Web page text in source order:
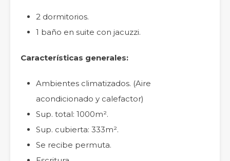
2 dormitorios.
1 baño en suite con jacuzzi.
Características generales:
Ambientes climatizados. (Aire
acondicionado y calefactor)
Sup. total: 1000m².
Sup. cubierta: 333m².
Se recibe permuta.